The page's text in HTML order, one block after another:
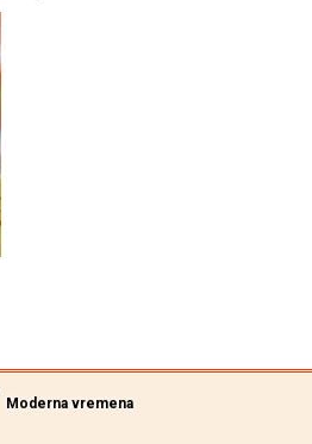
Moderna vremena